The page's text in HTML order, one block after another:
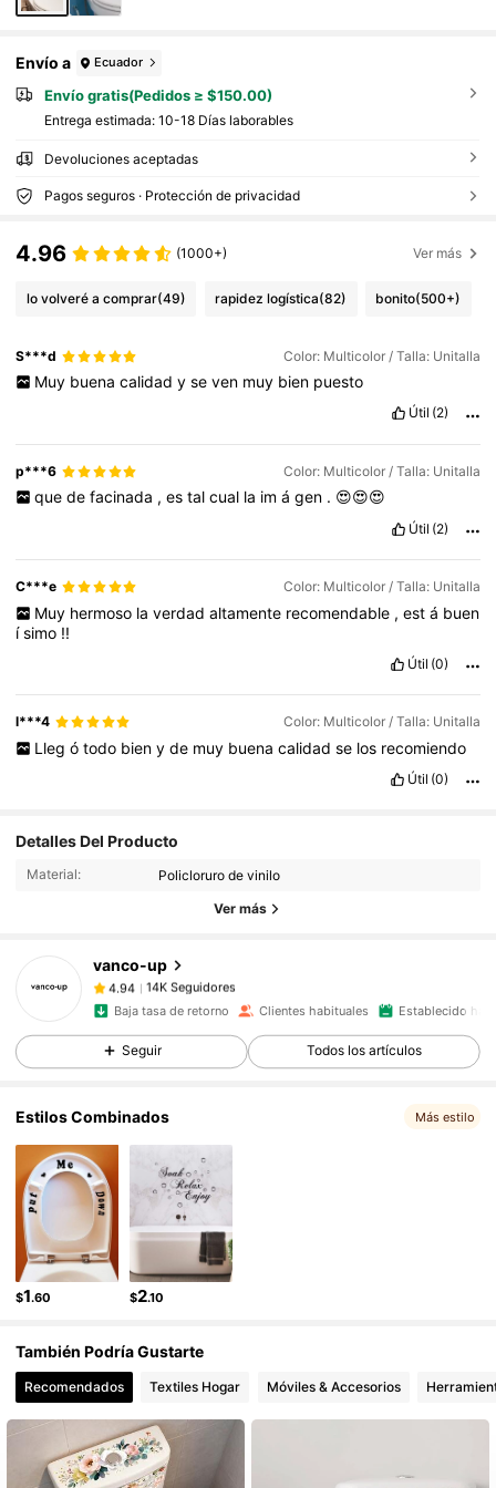
Envío a Ecuador
Envío gratis(Pedidos ≥ $150.00)
Entrega estimada: 10-18 Días laborables
Devoluciones aceptadas
Pagos seguros · Protección de privacidad
4.96 (1000+) Ver más
lo volveré a comprar(49) rapidez logística(82) bonito(500+)
S***d Color: Multicolor / Talla: Unitalla
Muy buena calidad y se ven muy bien puesto
Útil (2)
p***6 Color: Multicolor / Talla: Unitalla
que de facinada , es tal cual la im á gen . 😍😍😍
Útil (2)
C***e Color: Multicolor / Talla: Unitalla
Muy hermoso la verdad altamente recomendable , est á buen
ísimo !!
Útil (0)
l***4 Color: Multicolor / Talla: Unitalla
Lleg ó todo bien y de muy buena calidad se los recomiendo
Útil (0)
Detalles Del Producto
Material: Policloruro de vinilo
Ver más
vanco-up
14K Seguidores
4.94
14K Seguidores
l***a seguidoHace 1 día
4.94
14K Seguidores
4.94 14K Seguidores
4.94 14K Seguidores
14K Seguidores
4.94 14K Seguidores
Baja tasa de retorno Clientes habituales Establecido
Seguir Todos los artículos
Estilos Combinados Más estilo
$1.60 $2.10
También Podría Gustarte
Recomendados Textiles Hogar Móviles & Accesorios